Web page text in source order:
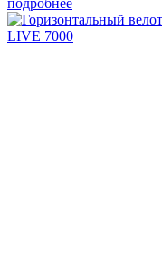
подробнее